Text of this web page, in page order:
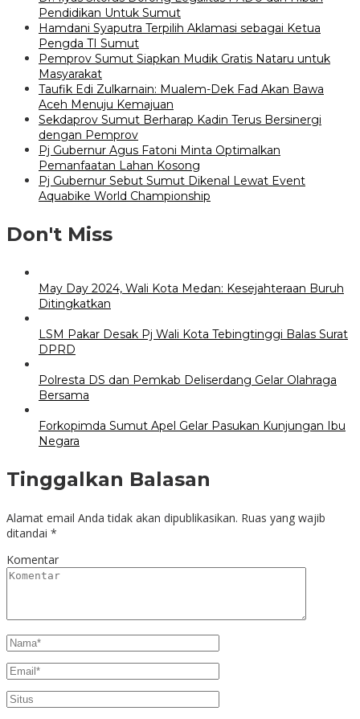
Pendidikan Untuk Sumut
Hamdani Syaputra Terpilih Aklamasi sebagai Ketua
Pengda TI Sumut
Pemprov Sumut Siapkan Mudik Gratis Nataru untuk
Masyarakat
Taufik Edi Zulkarnain: Mualem-Dek Fad Akan Bawa
Aceh Menuju Kemajuan
Sekdaprov Sumut Berharap Kadin Terus Bersinergi
dengan Pemprov
Pj Gubernur Agus Fatoni Minta Optimalkan
Pemanfaatan Lahan Kosong
Pj Gubernur Sebut Sumut Dikenal Lewat Event
Aquabike World Championship
Don't Miss
May Day 2024, Wali Kota Medan: Kesejahteraan Buruh
Ditingkatkan
LSM Pakar Desak Pj Wali Kota Tebingtinggi Balas Surat
DPRD
Polresta DS dan Pemkab Deliserdang Gelar Olahraga
Bersama
Forkopimda Sumut Apel Gelar Pasukan Kunjungan Ibu
Negara
Tinggalkan Balasan
Alamat email Anda tidak akan dipublikasikan. Ruas yang wajib
ditandai *
Komentar